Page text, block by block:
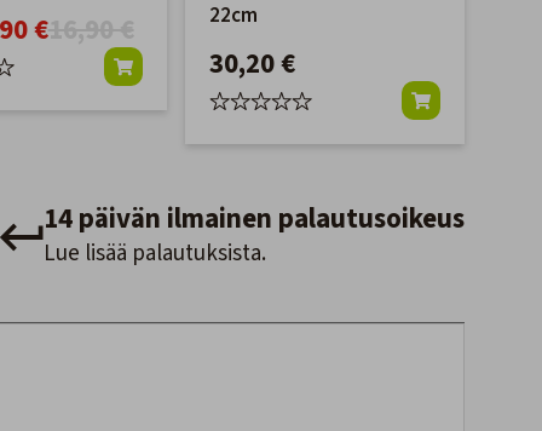
€16,90 €
22cm
30,20 €
14 päivän ilmainen palautusoikeus
Lue lisää palautuksista.